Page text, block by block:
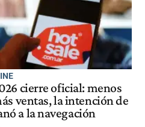
cierre oficial: menos
ventas, la intención de
a la navegación